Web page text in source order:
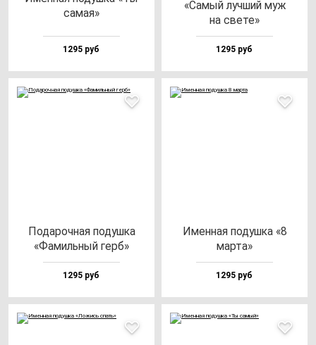
са­мая»
1295 руб
«Самый луч­ший муж
на све­те»
1295 руб
Пода­роч­ная по­душ­ка
«Фамиль­ный герб»
1295 руб
Имен­ная по­душ­ка «8
мар­та»
1295 руб